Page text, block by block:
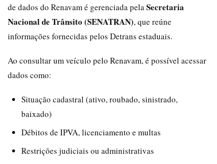
de dados do Renavam é gerenciada pela Secretaria
Nacional de Trânsito (SENATRAN), que reúne
informações fornecidas pelos Detrans estaduais.
Ao consultar um veículo pelo Renavam, é possível acessar
dados como:
Situação cadastral (ativo, roubado, sinistrado,
baixado)
Débitos de IPVA, licenciamento e multas
Restrições judiciais ou administrativas